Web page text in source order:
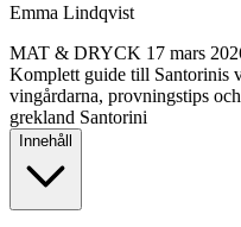
Emma Lindqvist
MAT & DRYCK 17 mars
Komplett guide till Santorinis
vingårdarna, provningstips
grekland Santorini
Innehåll